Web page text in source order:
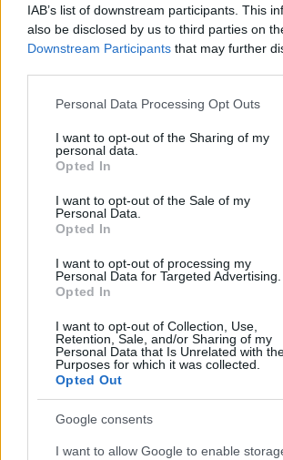
IAB’s list of downstream participants. This
also be disclosed by us to third parties on
Downstream Participants that may further
Please note that this website/app uses one
not limited to your visit or usage behaviour.
grant or deny consent to Google and its
use your data for below specified purposes
consent section.
Personal Data Processing Opt Outs
I want to opt-out of the Sharing of my
personal data.
Opted In
I want to opt-out of the Sale of my
Personal Data.
Opted In
I want to opt-out of processing my
Personal Data for Targeted Advertising.
Opted In
I want to opt-out of Collection, Use,
Retention, Sale, and/or Sharing of my
Personal Data that Is Unrelated with
Purposes for which it was collected.
Opted Out
Google consents
I want to allow Google to enable
A finn nyelvnek van valami sajátos
állandóan cseng, mint a
semmihez hasonlítható frisseség.
leginkább a gyermekkor kellemét,
ünnep vidámságát.
Ezzel ellentétben úgy éreztem, hogy
csupa erö. Nem ismerek ehhez
szótagjaiban van valami az izmok
nekiduzzadásából, néha rekedt és
emeli fel öket, amint a szilaj indulat
mellkast."
(21 47 145 - Nyelvtan-nyelvmüvelés
Barry Dave